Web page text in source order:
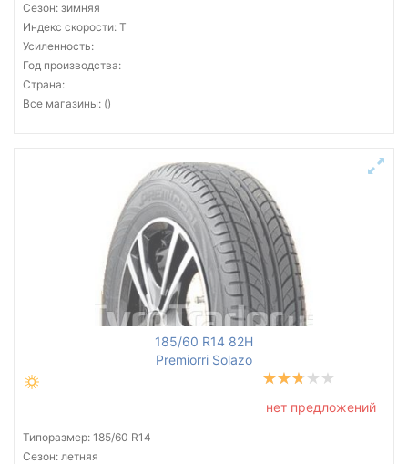
Сезон: зимняя
Индекс скорости: T
Усиленность:
Год производства:
Страна:
Все магазины: ()
185/60 R14 82H
Premiorri Solazo
нет предложений
Типоразмер: 185/60 R14
Сезон: летняя
Сбросить